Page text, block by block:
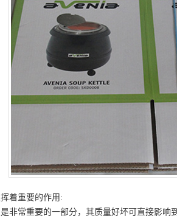
着重要的作用:
非常重要的一部分，其质量好坏可直接影